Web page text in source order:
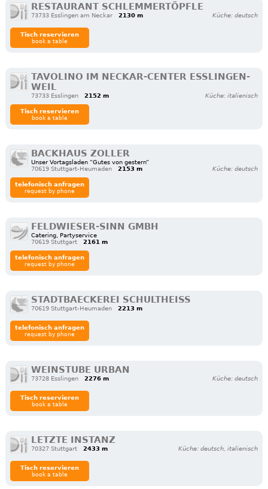
RESTAURANT SCHLEMMERTÖPFLE
73733 Esslingen am Neckar 2130 m Küche: deutsch
Tisch reservieren
book a table
TAVOLINO IM NECKAR-CENTER ESSLINGEN-
WEIL
73733 Esslingen 2152 m Küche: italienisch
Tisch reservieren
book a table
BACKHAUS ZOLLER
Unser Vortagsladen “Gutes von gestern”
70619 Stuttgart-Heumaden
2153 m Küche: deutsch
telefonisch anfragen
request by phone
FELDWIESER-SINN GMBH
Catering, Partyservice
70619 Stuttgart
2161 m
telefonisch anfragen
request by phone
STADTBAECKEREI SCHULTHEISS
70619 Stuttgart-Heumaden 2213 m
telefonisch anfragen
request by phone
WEINSTUBE URBAN
73728 Esslingen 2276 m Küche: deutsch
Tisch reservieren
book a table
LETZTE INSTANZ
70327 Stuttgart 2433 m Küche: deutsch, italienisch
Tisch reservieren
book a table